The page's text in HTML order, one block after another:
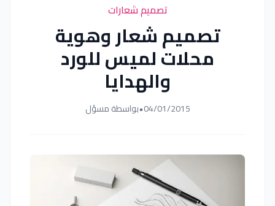
تصميم شعارات
تصميم شعار وهوية
محلات لميس للورد
والهدايا
04/01/2015
•بواسطة مسؤل